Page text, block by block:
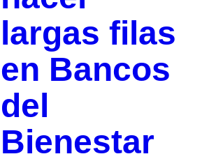
largas filas
en Bancos
del
Bienestar